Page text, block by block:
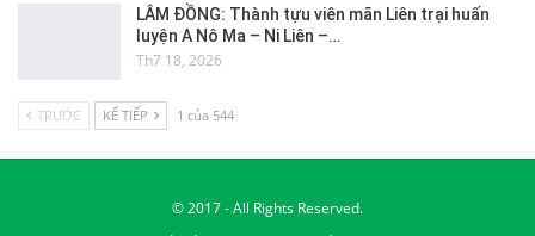
LÂM ĐỒNG: Thành tựu viên mãn Liên trại huấn
luyện A Nô Ma – Ni Liên –…
Th7 18, 2026
TRƯỚC KẾ TIẾP 1 của 544
© 2017 - All Rights Reserved.